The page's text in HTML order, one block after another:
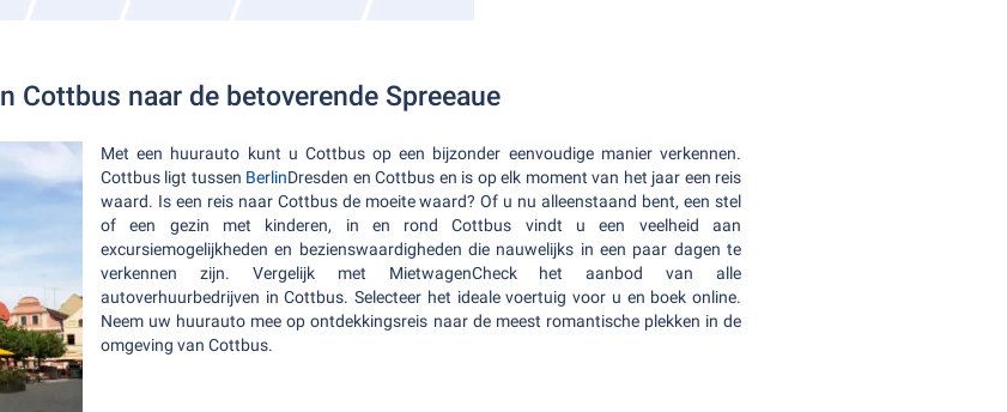
Cottbus naar de betoverende Spreeaue
Met een huurauto kunt u Cottbus op een bijzonder eenvoudige manier verkennen.
Cottbus ligt tussen BerlinDresden en Cottbus en is op elk moment van het jaar een reis
waard. Is een reis naar Cottbus de moeite waard? Of u nu alleenstaand bent, een stel
of een gezin met kinderen, in en rond Cottbus vindt u een veelheid aan
excursiemogelijkheden en bezienswaardigheden die nauwelijks in een paar dagen te
verkennen zijn. Vergelijk met MietwagenCheck het aanbod van alle
autoverhuurbedrijven in Cottbus. Selecteer het ideale voertuig voor u en boek online.
Neem uw huurauto mee op ontdekkingsreis naar de meest romantische plekken in de
omgeving van Cottbus.